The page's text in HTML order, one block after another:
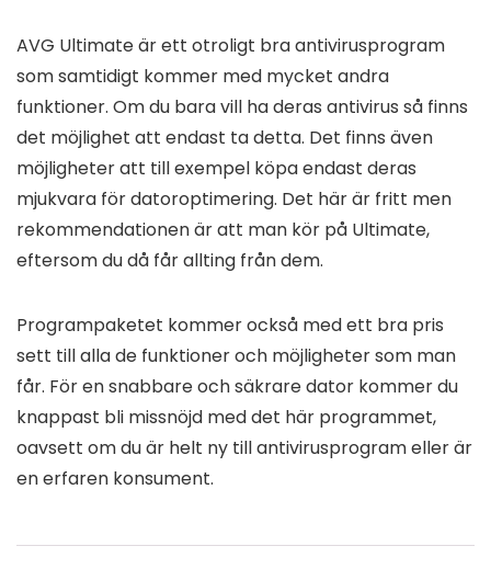
AVG Ultimate är ett otroligt bra antivirusprogram
som samtidigt kommer med mycket andra
funktioner. Om du bara vill ha deras antivirus så finns
det möjlighet att endast ta detta. Det finns även
möjligheter att till exempel köpa endast deras
mjukvara för datoroptimering. Det här är fritt men
rekommendationen är att man kör på Ultimate,
eftersom du då får allting från dem.
Programpaketet kommer också med ett bra pris
sett till alla de funktioner och möjligheter som man
får. För en snabbare och säkrare dator kommer du
knappast bli missnöjd med det här programmet,
oavsett om du är helt ny till antivirusprogram eller är
en erfaren konsument.